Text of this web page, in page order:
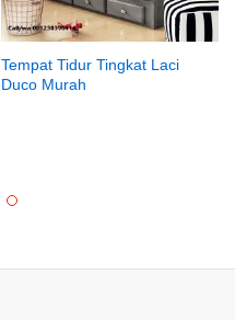
Tempat Tidur Tingkat Laci
Duco Murah